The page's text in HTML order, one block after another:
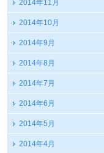
2014年11月
2014年10月
2014年9月
2014年8月
2014年7月
2014年6月
2014年5月
2014年4月